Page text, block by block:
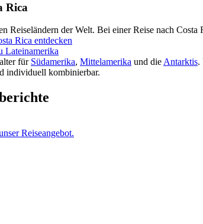
Rica
Reiseländern der Welt. Bei einer Reise nach
Rica entdecken
für Südamerika, Mittelamerika und dieAntarktis.
individuell kombinierbar.
Reiseangebot.